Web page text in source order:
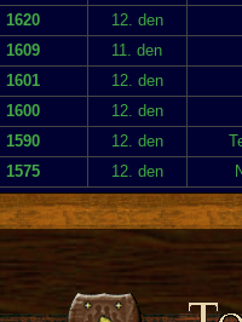
1620
12. den
1609
11. den
1601
12. den
1600
12. den
1590 12. den
1575 12. den